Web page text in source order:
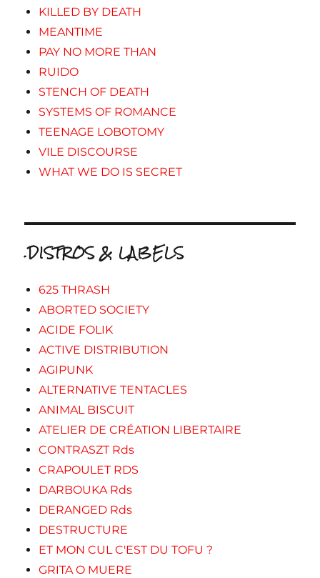
KILLED BY DEATH
MEANTIME
PAY NO MORE THAN
RUIDO
STENCH OF DEATH
SYSTEMS OF ROMANCE
TEENAGE LOBOTOMY
VILE DISCOURSE
WHAT WE DO IS SECRET
.DISTROS & LABELS
625 THRASH
ABORTED SOCIETY
ACIDE FOLIK
ACTIVE DISTRIBUTION
AGIPUNK
ALTERNATIVE TENTACLES
ANIMAL BISCUIT
ATELIER DE CRÉATION LIBERTAIRE
CONTRASZT Rds
CRAPOULET RDS
DARBOUKA Rds
DERANGED Rds
DESTRUCTURE
ET MON CUL C'EST DU TOFU ?
GRITA O MUERE